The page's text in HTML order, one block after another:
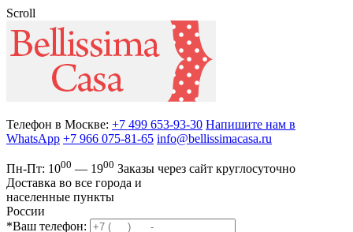
Scroll
Телефон в Москве: +7 499 653-93-30 Напишите нам в
WhatsApp +7 966 075-81-65 info@bellissimacasa.ru
Пн-Пт: 1000 — 1900 Заказы через сайт круглосуточно
Доставка во все города и
населенные пункты
России
*Ваш телефон: